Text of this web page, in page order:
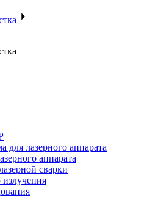
лазерного аппарата
аппарата
сварки